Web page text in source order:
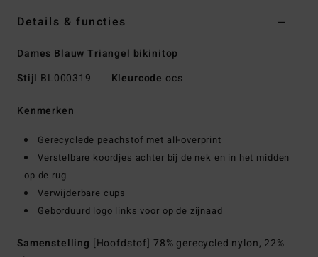
Details & functies
Dames Blauw Triangel bikinitop
Stijl BL000319 Kleurcode ocs
Kenmerken
Gerecyclede peachstof met all-overprint
Verstelbare koordjes achter bij de nek en in het midden
op de rug
Verwijderbare cups
Geborduurd logo links voor op de zijnaad
Samenstelling [Hoofdstof] 78% gerecycled nylon, 22%